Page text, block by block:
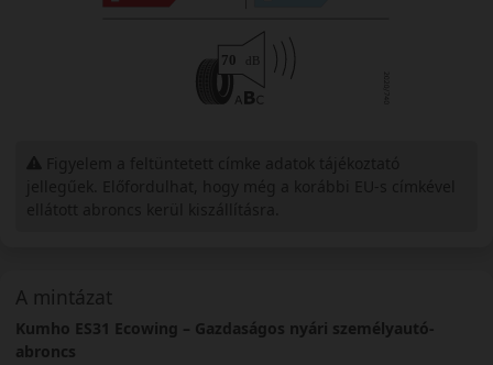
A mintázat
Kumho ES31 Ecowing – Gazdaságos nyári személyautó-
abroncs